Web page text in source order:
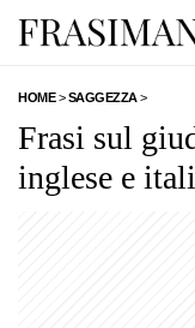
HOME>SAGGEZZA>
Frasi sul
inglese e